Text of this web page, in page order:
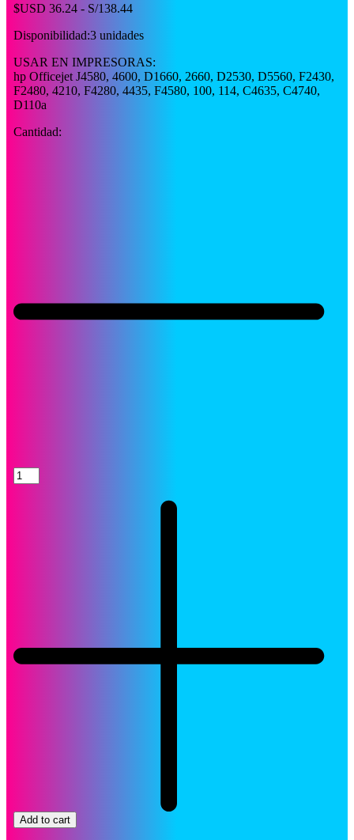
$USD 36.24 - S/138.44
Disponibilidad:3 unidades
USAR EN IMPRESORAS:
hp Officejet J4580, 4600, D1660, 2660, D2530, D5560, F2430,
F2480, 4210, F4280, 4435, F4580, 100, 114, C4635, C4740,
D110a
Cantidad:
Tinta
HP
Add to cart